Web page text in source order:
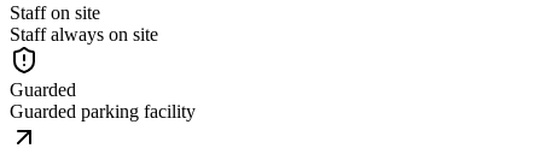
Staff on site
Staff always on site
Guarded
Guarded parking facility